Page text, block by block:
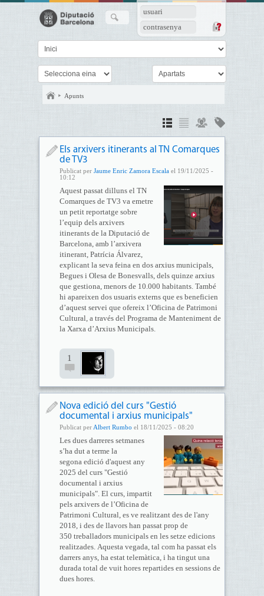
usuari
contrasenya
Apunts
Els arxivers itinerants al TN Comarques
de TV3
Publicat per Jaume Enric Zamora Escalael 19/11/2025 -
10:12
Aquest passat dilluns el TN
Comarques de TV3 va emetre
un petit reportatge sobre
l’equip dels arxivers
itinerants de la Diputació de
Barcelona, amb l’arxivera
itinerant, Patrícia Álvarez,
explicant la seva feina en dos arxius municipals,
Begues i Olesa de Bonesvalls, dels quinze arxius
que gestiona, menors de 10.000 habitants. També
hi apareixen dos usuaris externs que es beneficien
d’aquest servei que ofereix l’Oficina de Patrimoni
Cultural, a través del Programa de Manteniment de
la Xarxa d’Arxius Municipals.
1
Nova edició del curs "Gestió
documental i arxius municipals"
Publicat per Albert Rumbo el 18/11/2025 - 08:20
Les dues darreres setmanes
s’ha dut a terme la
segona edició d'aquest any
2025 del curs "Gestió
documental i arxius
municipals". El curs, impartit
pels arxivers de l’Oficina de
Patrimoni Cultural, es ve realitzant des de l'any
2018, i des de llavors han passat prop de
350 treballadors municipals en les setze edicions
realitzades. Aquesta vegada, tal com ha passat els
darrers anys, ha estat telemàtica, i ha tingut una
durada total de vuit hores repartides en sessions de
dues hores.